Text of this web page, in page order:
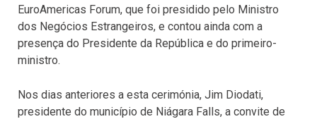
EuroAmericas Forum, que foi presidido pelo Ministro
dos Negócios Estrangeiros, e contou ainda com a
presença do Presidente da República e do primeiro-
ministro.
Nos dias anteriores a esta cerimónia, Jim Diodati,
presidente do município de Niágara Falls, a convite de